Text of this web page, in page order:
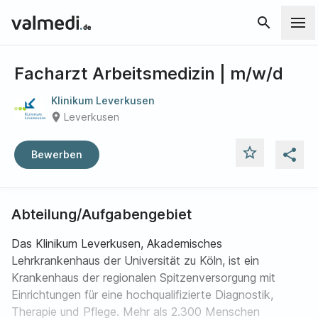
search
Facharzt Arbeitsmedizin | m/w/d
Klinikum Leverkusen
place Leverkusen
Bewerben star_outline share
Abteilung/Aufgabengebiet
Das Klinikum Leverkusen, Akademisches
Lehrkrankenhaus der Universität zu Köln, ist ein
Krankenhaus der regionalen Spitzenversorgung mit
Einrichtungen für eine hochqualifizierte Diagnostik,
Therapie und Pflege. Mehr als 2.300 Menschen